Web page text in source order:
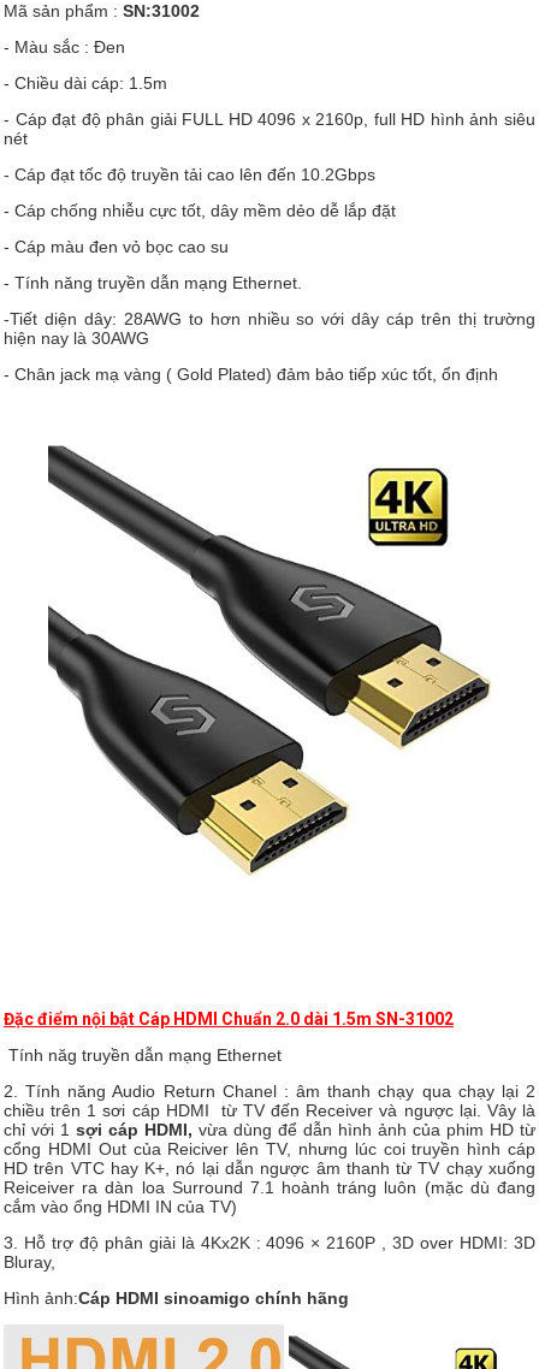
Mã sản phẩm : SN:31002
- Màu sắc : Đen
- Chiều dài cáp: 1.5m
- Cáp đạt độ phân giải FULL HD 4096 x 2160p, full HD hình ảnh siêu
nét
- Cáp đạt tốc độ truyền tải cao lên đến 10.2Gbps
- Cáp chống nhiễu cực tốt, dây mềm dẻo dễ lắp đặt
- Cáp màu đen vỏ bọc cao su
- Tính năng truyền dẫn mạng Ethernet.
-Tiết diện dây: 28AWG to hơn nhiều so với dây cáp trên thị trường
hiện nay là 30AWG
- Chân jack mạ vàng ( Gold Plated) đảm bảo tiếp xúc tốt, ổn định
Đặc điểm nội bật Cáp HDMI Chuẩn 2.0 dài 1.5m SN-31002
Tính năg truyền dẫn mạng Ethernet
2. Tính năng Audio Return Chanel : âm thanh chạy qua chạy lại 2
chiều trên 1 sơi cáp HDMI từ TV đến Receiver và ngược lại. Vây là
chỉ với 1 sợi cáp HDMI, vừa dùng để dẫn hình ảnh của phim HD từ
cổng HDMI Out của Reiciver lên TV, nhưng lúc coi truyền hình cáp
HD trên VTC hay K+, nó lại dẫn ngược âm thanh từ TV chạy xuống
Reiceiver ra dàn loa Surround 7.1 hoành tráng luôn (mặc dù đang
cắm vào ổng HDMI IN của TV)
3. Hỗ trợ độ phân giải là 4Kx2K : 4096 × 2160P , 3D over HDMI: 3D
Bluray,
Hình ảnh:Cáp HDMI sinoamigo chính hãng